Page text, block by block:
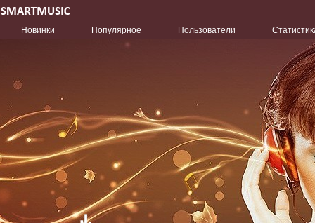
Новинки Популярное Пользователи